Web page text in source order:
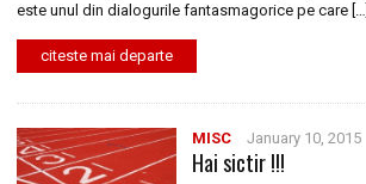
este unul din dialogurile fantasmagorice pe care […]
citeste mai departe
MISC January 10, 2015
Hai sictir !!!